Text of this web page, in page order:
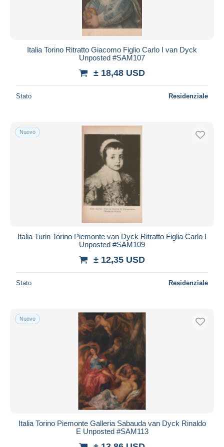
Italia Torino Ritratto Giacomo Figlio Carlo I van Dyck
Unposted #SAM107
± 18,48 USD
Stato Residenziale
Nuovo
Italia Turin Torino Piemonte van Dyck Ritratto Figlia Carlo I
Unposted #SAM109
± 12,35 USD
Stato Residenziale
Nuovo
Italia Torino Piemonte Galleria Sabauda van Dyck Rinaldo
E Unposted #SAM113